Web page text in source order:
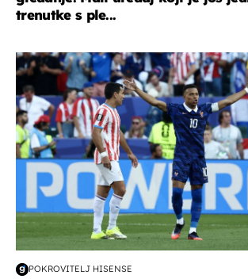
trenutke s ple...
svjetsko prvenstvo 2026
POKROVITELJ HISENSE